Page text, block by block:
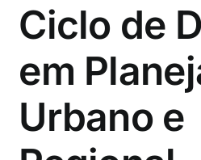
Ciclo de
em
Urbano e